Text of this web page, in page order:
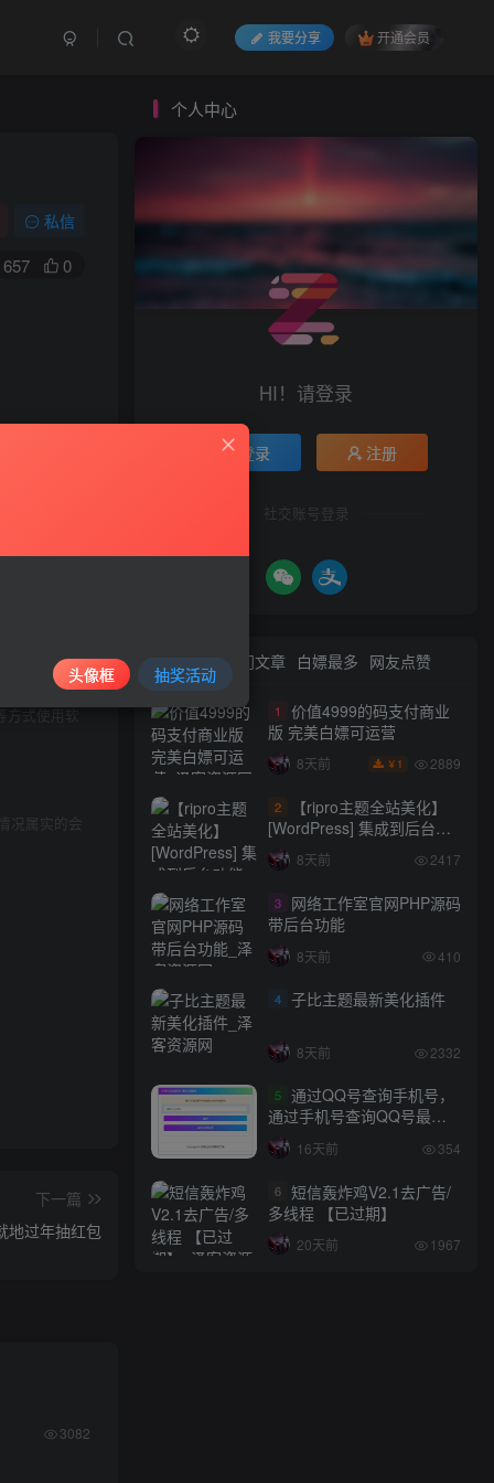
我要分享 开通会员
私信
657 0
本站无关。
方式使用软
况属实的会
下一篇
地过年抽红包
3082
个人中心
HI！请登录
登录 注册
社交账号登录
热门文章 白嫖最多 网友点赞
1
价值4999的码支付商业
版 完美白嫖可运营
8天前 ￥ 1 2889
2
【ripro主题全站美化】
[WordPress] 集成到后台功
能的全站美化包
WordPress…
8天前 2417
3
网络工作室官网PHP源码
带后台功能
8天前 410
4 子比主题最新美化插件
8天前 2332
5 通过QQ号查询手机号，
通过手机号查询QQ号最新
网站源码
16天前 354
6 短信轰炸鸡V2.1去广告/
多线程 【已过期】
20天前 1967
头像框 抽奖活动